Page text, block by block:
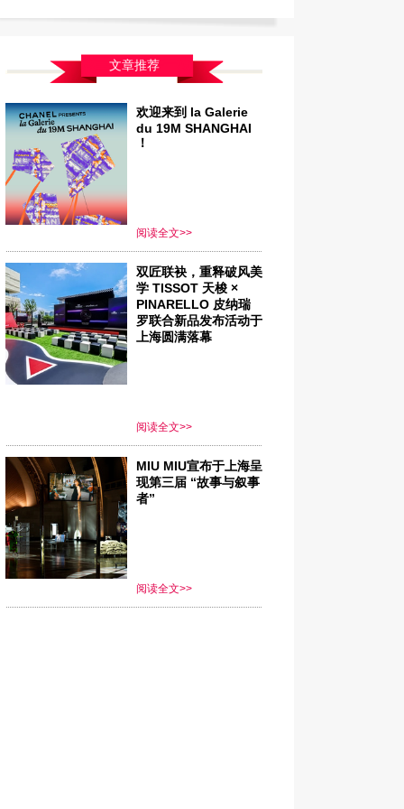
文章推荐
欢迎来到 la Galerie
du 19M SHANGHAI
！
阅读全文>>
双匠联袂，重释破风美
学 TISSOT 天梭 ×
PINARELLO 皮纳瑞
罗联合新品发布活动于
上海圆满落幕
阅读全文>>
MIU MIU宣布于上海呈
现第三届 “故事与叙事
者”
阅读全文>>